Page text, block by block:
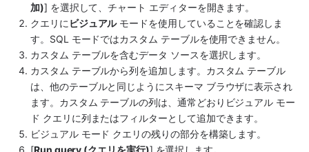
加)] を選択して、チャート エディターを開きます。
クエリに ビジュアル モードを使用していることを確認しま
す。SQL モードではカスタム テーブルを使用できません。
カスタム テーブルを含むデータ ソースを選択します。
カスタム テーブルから列を追加します。カスタム テーブル
は、他のテーブルと同じようにスキーマ ブラウザに表示され
ます。カスタム テーブルの列は、通常どおりビジュアル モー
ド クエリに列またはフィルターとして追加できます。
ビジュアル モード クエリの残りの部分を構築します。
[Run query (クエリを実行)] を選択します。